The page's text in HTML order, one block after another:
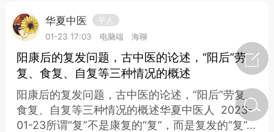
节气气象
华夏中医
平人
01-23 17:03
电脑端 海聊
阳康后的复发问题，古中医的论述，“阳后”劳
复、食复、自复等三种情况的概述
阳康后的复发问题，古中医的论述，“阳后”劳复、
食复、自复等三种情况的概述华夏中医人 2023-
01-23所谓“复”不是康复的“复”，而是复发的“复”...